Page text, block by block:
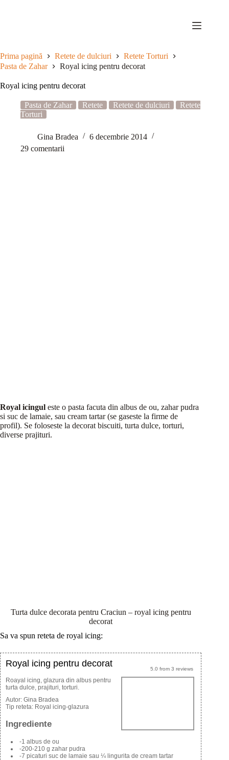
Prima pagină Retete de dulciuri
Retete Torturi
Pasta de Zahar
Royal icing pentru decorat
Royal icing pentru decorat
Pasta de Zahar Retete Retete de dulciuri
Retete
Torturi
Gina Bradea
6 decembrie 2014
29 comentarii
Royal icingul este o pasta facuta din albus de ou, zahar pudra
si suc de lamaie, sau cream tartar (se gaseste la firme de
profil). Se foloseste la decorat biscuiti, turta dulce, torturi,
diverse prajituri.
Turta dulce decorata pentru Craciun – royal icing pentru
decorat
Sa va spun reteta de royal icing:
5.0 from 3 reviews
Royal icing pentru decorat
Roayal icing, glazura din albus pentru
turta dulce, prajituri, torturi.
Autor: Gina Bradea
Tip reteta: Royal icing-glazura
Ingrediente
-1 albus de ou
-200-210 g zahar pudra
-7 picaturi suc de lamaie sau ¼ lingurita de cream tartar